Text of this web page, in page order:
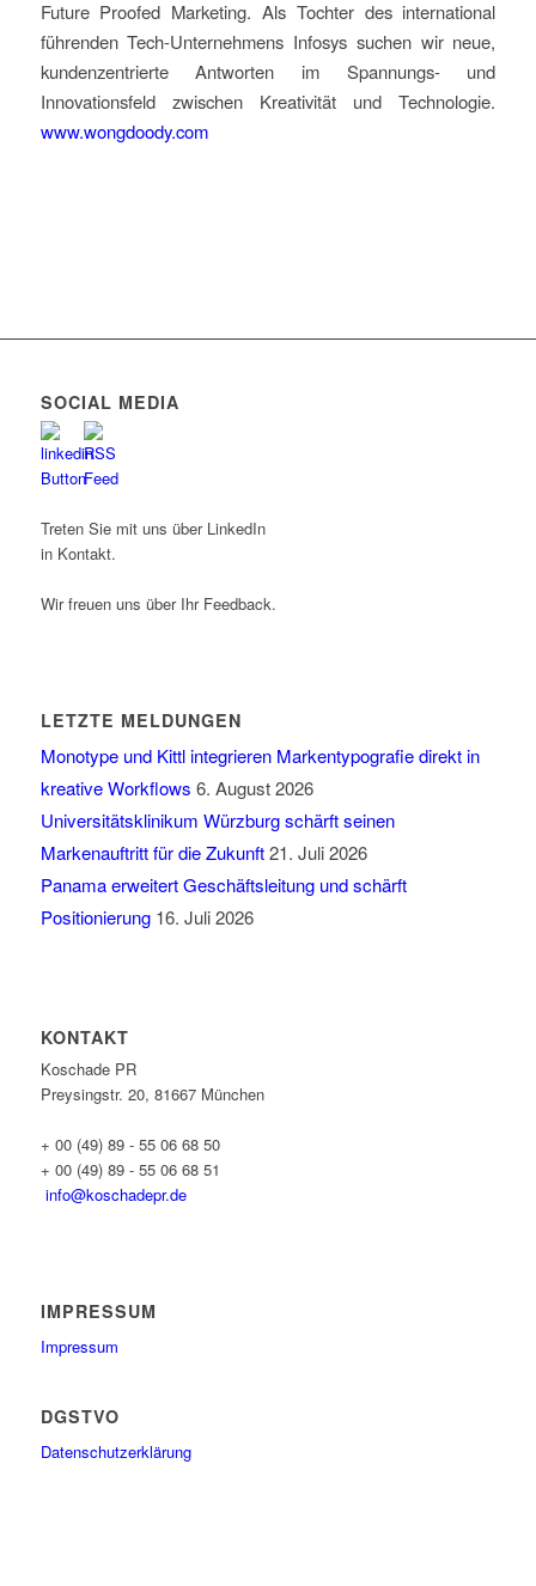
Future Proofed Marketing. Als Tochter des international
führenden Tech-Unternehmens Infosys suchen wir neue,
kundenzentrierte Antworten im Spannungs- und
Innovationsfeld zwischen Kreativität und Technologie.
www.wongdoody.com
SOCIAL MEDIA
Treten Sie mit uns über LinkedIn
in Kontakt.
Wir freuen uns über Ihr Feedback.
LETZTE MELDUNGEN
Monotype und Kittl integrieren Markentypografie direkt in
kreative Workflows 6. August 2026
Universitätsklinikum Würzburg schärft seinen
Markenauftritt für die Zukunft 21. Juli 2026
Panama erweitert Geschäftsleitung und schärft
Positionierung 16. Juli 2026
KONTAKT
Koschade PR
Preysingstr. 20, 81667 München
+ 00 (49) 89 - 55 06 68 50
+ 00 (49) 89 - 55 06 68 51
info@koschadepr.de
IMPRESSUM
Impressum
DGSTVO
Datenschutzerklärung